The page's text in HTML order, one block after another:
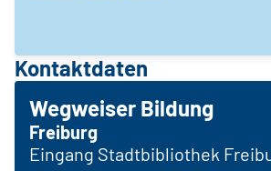
Kontaktdaten
Wegweiser Bildung
Freiburg
Eingang Stadtbibliothek